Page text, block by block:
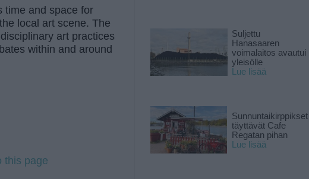
time and space for
local art scene. The
art practices
within and around
this page
Suljettu
Hanasaaren
voimalaitos avautui
yleisölle
Lue lisää
Sunnuntaikirppikset
täyttävät Cafe
Regatan pihan
Lue lisää